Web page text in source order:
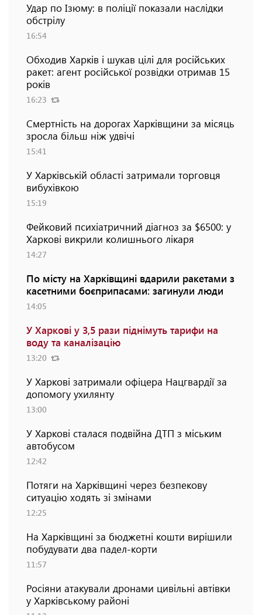
Удар по Ізюму: в поліції показали наслідки
обстрілу
16:54
Обходив Харків і шукав цілі для російських
ракет: агент російської розвідки отримав 15
років
16:23
Смертність на дорогах Харківщини за місяць
зросла більш ніж удвічі
15:41
У Харківській області затримали торговця
вибухівкою
15:19
Фейковий психіатричний діагноз за $6500: у
Харкові викрили колишнього лікаря
14:27
По місту на Харківщині вдарили ракетами з
касетними боєприпасами: загинули люди
14:05
У Харкові у 3,5 рази піднімуть тарифи на
воду та каналізацію
13:20
У Харкові затримали офіцера Нацгвардії за
допомогу ухилянту
13:00
У Харкові сталася подвійна ДТП з міським
автобусом
12:42
Потяги на Харківщині через безпекову
ситуацію ходять зі змінами
12:25
На Харківщині за бюджетні кошти вирішили
побудувати два падел-корти
11:57
Росіяни атакували дронами цивільні автівки
у Харківському районі